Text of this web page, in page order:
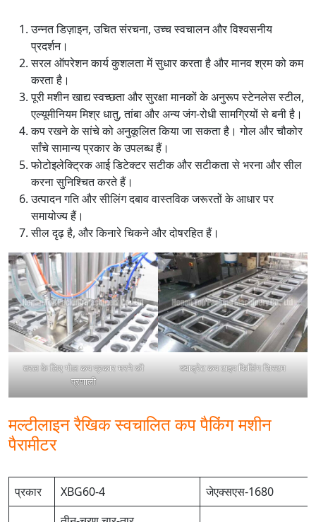
उन्नत डिज़ाइन, उचित संरचना, उच्च स्वचालन और विश्वसनीय
प्रदर्शन।
सरल ऑपरेशन कार्य कुशलता में सुधार करता है और मानव श्रम को कम
करता है।
पूरी मशीन खाद्य स्वच्छता और सुरक्षा मानकों के अनुरूप स्टेनलेस स्टील,
एल्यूमीनियम मिश्र धातु, तांबा और अन्य जंग-रोधी सामग्रियों से बनी है।
कप रखने के सांचे को अनुकूलित किया जा सकता है। गोल और चौकोर
साँचे सामान्य प्रकार के उपलब्ध हैं।
फोटोइलेक्ट्रिक आई डिटेक्टर सटीक और सटीकता से भरना और सील
करना सुनिश्चित करते हैं।
उत्पादन गति और सीलिंग दबाव वास्तविक जरूरतों के आधार पर
समायोज्य हैं।
सील दृढ़ है, और किनारे चिकने और दोषरहित हैं।
तरल के लिए गोल कप प्रकार भरने की
प्रणाली
क्वाड्रेट कप टाइप फिलिंग सिस्टम
मल्टीलाइन रैखिक स्वचालित कप पैकिंग मशीन
पैरामीटर
प्रकार XBG60-4 जेएक्सएस-1680